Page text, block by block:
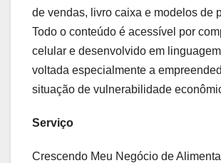
de vendas, livro caixa e modelos de
Todo o conteúdo é acessível por
celular e desenvolvido em
voltada especialmente a
situação de vulnerabilidade
Serviço
Crescendo Meu Negócio de